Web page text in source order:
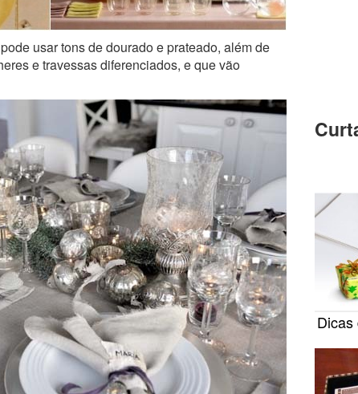
usar tons de dourado e prateado, além de
e travessas diferenciados, e que vão